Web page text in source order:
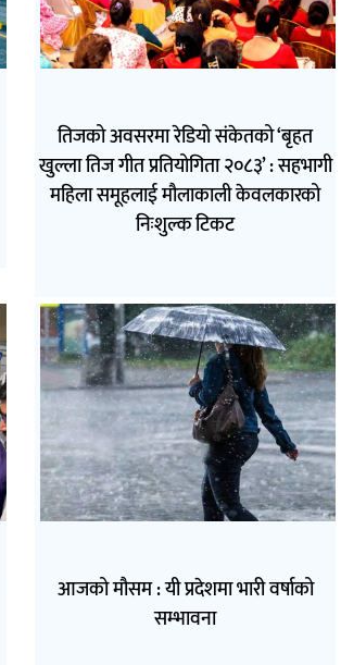
तिजको अवसरमा रेडियो संकेतको ‘बृहत
खुल्ला तिज गीत प्रतियोगिता २०८३’ : सहभागी
महिला समूहलाई मौलाकाली केवलकारको
निःशुल्क टिकट
आजको मौसम : यी प्रदेशमा भारी वर्षाको
सम्भावना